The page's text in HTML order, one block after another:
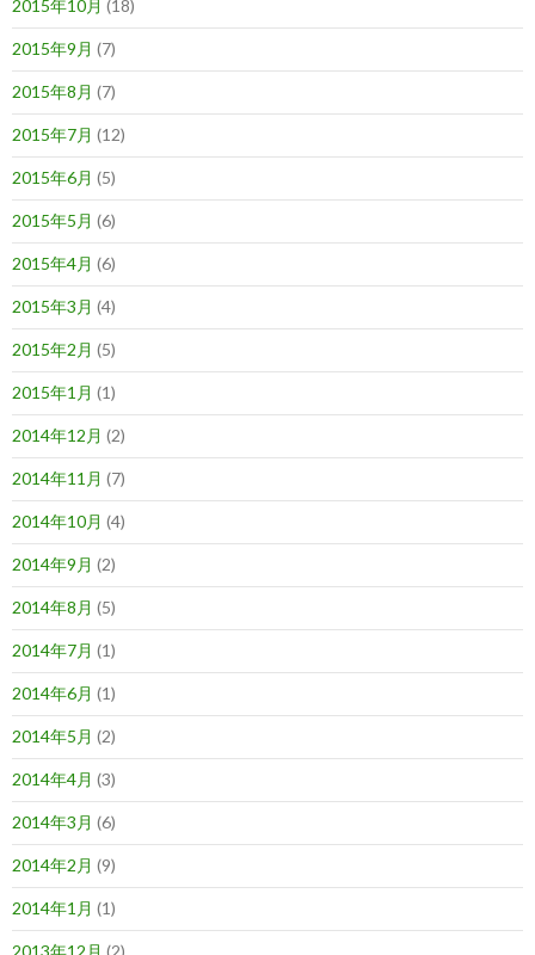
2015年10月 (18)
2015年9月 (7)
2015年8月 (7)
2015年7月 (12)
2015年6月 (5)
2015年5月 (6)
2015年4月 (6)
2015年3月 (4)
2015年2月 (5)
2015年1月 (1)
2014年12月 (2)
2014年11月 (7)
2014年10月 (4)
2014年9月 (2)
2014年8月 (5)
2014年7月 (1)
2014年6月 (1)
2014年5月 (2)
2014年4月 (3)
2014年3月 (6)
2014年2月 (9)
2014年1月 (1)
2013年12月 (2)